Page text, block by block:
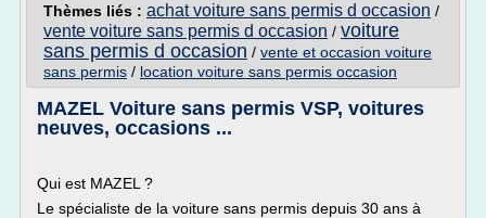
Thèmes liés : achat voiture sans permis d occasion /
vente voiture sans permis d occasion / voiture
sans permis d occasion / vente et occasion voiture
sans permis / location voiture sans permis occasion
MAZEL Voiture sans permis VSP, voitures
neuves, occasions ...
Qui est MAZEL ?
Le spécialiste de la voiture sans permis depuis 30 ans à